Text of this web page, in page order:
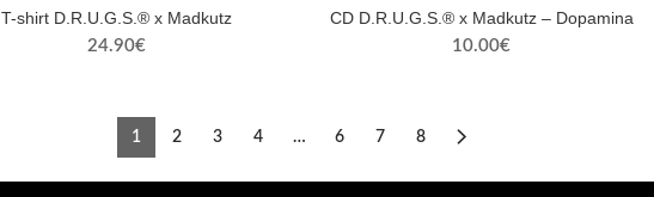
T-shirt D.R.U.G.S.® x Madkutz
24.90€
CD D.R.U.G.S.® x Madkutz – Dopamina
10.00€
1 2 3 4 … 6 7 8